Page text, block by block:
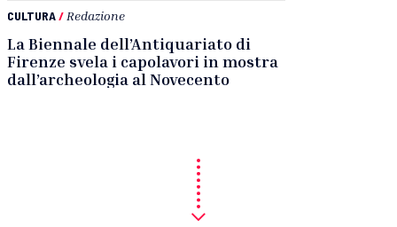
CULTURA/ Redazione
La Biennale dell’Antiquariato di
Firenze svela i capolavori in mostra
dall’archeologia al Novecento